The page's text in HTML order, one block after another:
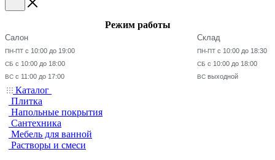
Режим работы
Салон
ПН-ПТ с 10:00 до 19:00
СБ с 10:00 до 18:00
ВС с 11:00 до 17:00
Склад
ПН-ПТ с 10:00 до 18:30
СБ с 10:00 до 18:00
ВС выходной
Каталог
Плитка
Напольные покрытия
Сантехника
Мебель для ванной
Растворы и смеси